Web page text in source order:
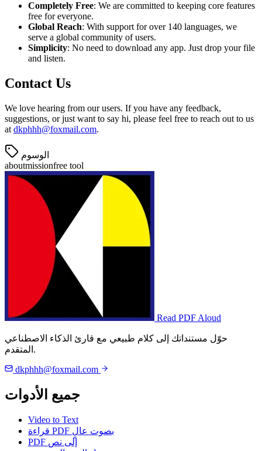
Completely Free: We are committed to keeping core features
free for everyone.
Global Reach: With support for over 140 languages, we
serve a global community of users.
Simplicity: No need to download any app. Just drop your file
and listen.
Contact Us
We love hearing from our users. If you have any feedback,
suggestions, or just want to say hi, please feel free to reach out to us
at dkphhh@foxmail.com.
الوسوم
aboutmissionfree tool
Read PDF Aloud
حوّل مستنداتك إلى كلام طبيعي مع قارئ الذكاء الاصطناعي
المتقدم.
dkphhh@foxmail.com
جميع الأدوات
Video to Text
قراءة PDF بصوت عالٍ
PDF إلى نص